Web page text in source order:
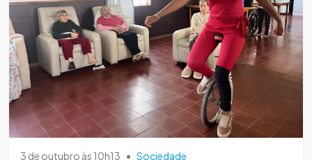
3 de outubro às 10h13 • Sociedade